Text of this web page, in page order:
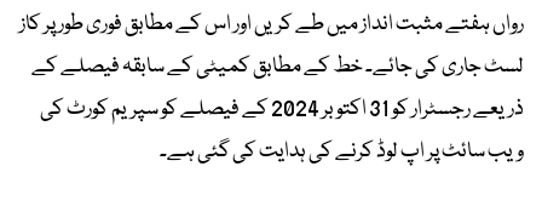
رواں ہفتے مثبت انداز میں طے کریں اور اس کے مطابق فوری طور پر کاز
لسٹ جاری کی جائے۔ خط کے مطابق کمیٹی کے سابقہ فیصلے کے
ذریعے رجسٹرار کو 31 اکتوبر 2024 کے فیصلے کو سپریم کورٹ کی
ویب سائٹ پر اپ لوڈ کرنے کی ہدایت کی گئی ہے۔